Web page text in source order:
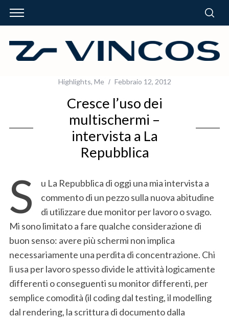
Highlights, Me Febbraio 12, 2012
Cresce l’uso dei
multischermi –
intervista a La
Repubblica
S
u La Repubblica di oggi una mia intervista a
commento di un pezzo sulla nuova abitudine
di utilizzare due monitor per lavoro o svago.
Mi sono limitato a fare qualche considerazione di
buon senso: avere più schermi non implica
necessariamente una perdita di concentrazione. Chi
li usa per lavoro spesso divide le attività logicamente
differenti o conseguenti su monitor differenti, per
semplice comodità (il coding dal testing, il modelling
dal rendering, la scrittura di documento dalla